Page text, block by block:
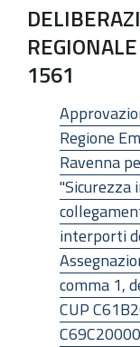
1561
Regione
Ravenna
"Sicurezza
interporti
comma 1,
CUP